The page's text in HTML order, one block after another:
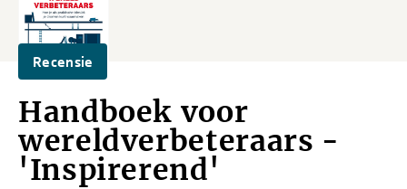
Recensie
Handboek voor
wereldverbeteraars -
'Inspirerend'